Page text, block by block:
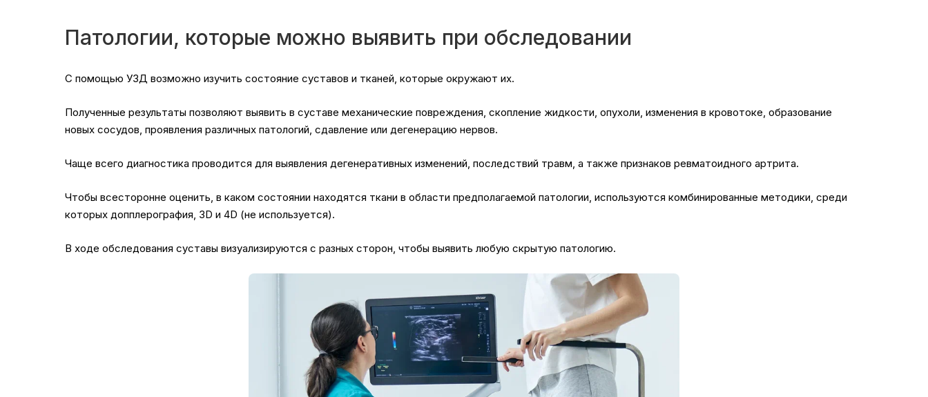
Патологии, которые можно выявить при обследовании
С помощью УЗД возможно изучить состояние суставов и тканей, которые окружают их.
Полученные результаты позволяют выявить в суставе механические повреждения, скопление жидкости, опухоли, изменения в кровотоке, образование
новых сосудов, проявления различных патологий, сдавление или дегенерацию нервов.
Чаще всего диагностика проводится для выявления дегенеративных изменений, последствий травм, а также признаков ревматоидного артрита.
Чтобы всесторонне оценить, в каком состоянии находятся ткани в области предполагаемой патологии, используются комбинированные методики, среди
которых допплерография, 3D и 4D (не используется).
В ходе обследования суставы визуализируются с разных сторон, чтобы выявить любую скрытую патологию.